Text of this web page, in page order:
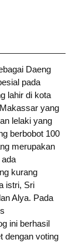
Daeng
pada
lahir di kota
yang
lelaki yang
berbobot 100
merupakan
kurang
istri, Sri
Alya. Pada
ini berhasil
dengan voting